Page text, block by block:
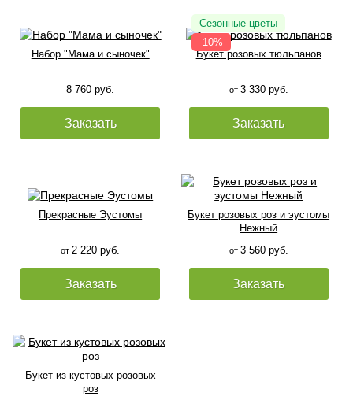
Набор "Мама и сыночек"
8 760 руб.
Заказать
Букет розовых тюльпанов
от 3 330 руб.
Заказать
Прекрасные Эустомы
от 2 220 руб.
Заказать
Букет розовых роз и эустомы
Нежный
от 3 560 руб.
Заказать
Букет из кустовых розовых
роз